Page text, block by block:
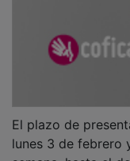
lunes 3 de febrero
semana, hasta el